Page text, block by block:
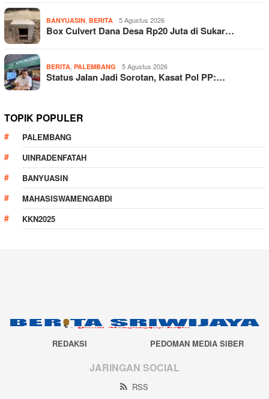
BANYUASIN, BERITA 5 Agustus 2026
Box Culvert Dana Desa Rp20 Juta di Sukar…
BERITA, PALEMBANG 5 Agustus 2026
Status Jalan Jadi Sorotan, Kasat Pol PP:…
TOPIK POPULER
PALEMBANG
UINRADENFATAH
BANYUASIN
MAHASISWAMENGABDI
KKN2025
REDAKSI PEDOMAN MEDIA SIBER
JARINGAN SOCIAL
RSS